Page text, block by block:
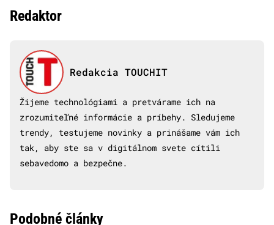
Redaktor
Redakcia TOUCHIT
Žijeme technológiami a pretvárame ich na
zrozumiteľné informácie a príbehy. Sledujeme
trendy, testujeme novinky a prinášame vám ich
tak, aby ste sa v digitálnom svete cítili
sebavedomo a bezpečne.
Podobné články